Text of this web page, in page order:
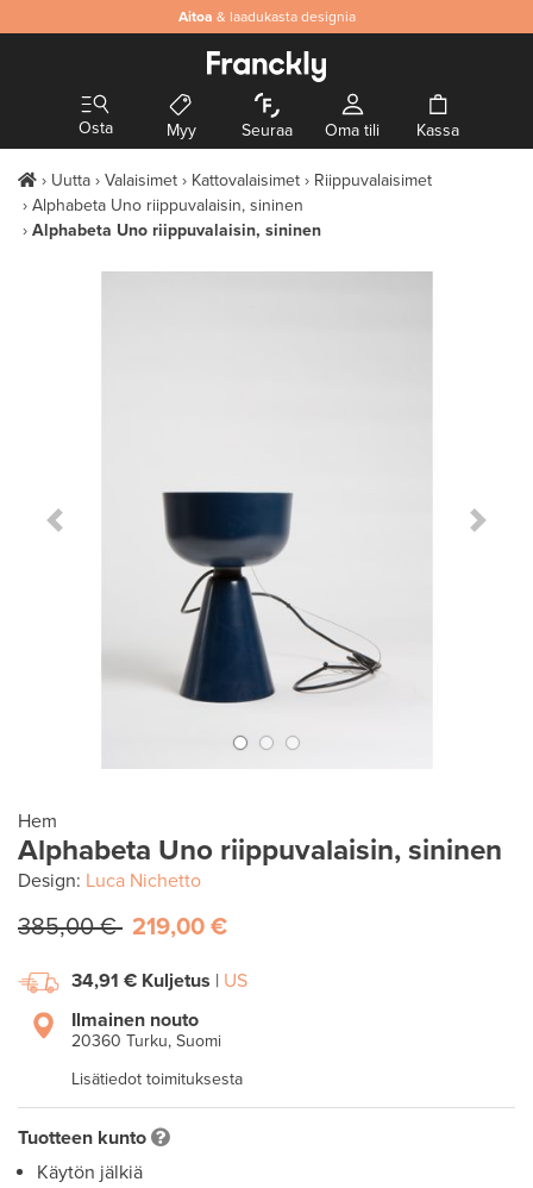
Aitoa & laadukasta designia
Osta Myy Seuraa Oma tili Kassa
Uutta Valaisimet Kattovalaisimet
Riippuvalaisimet
Alphabeta Uno riippuvalaisin, sininen
Alphabeta Uno riippuvalaisin, sininen
Previous Slide Next
Hem
Alphabeta Uno riippuvalaisin, sininen
Design: Luca Nichetto
385,00 € 219,00 €
34,91 € Kuljetus | US
Ilmainen nouto
20360 Turku, Suomi
Lisätiedot toimituksesta
Tuotteen kunto
Käytön jälkiä